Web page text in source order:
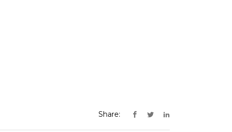
Share: